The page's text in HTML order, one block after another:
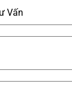
Vấn